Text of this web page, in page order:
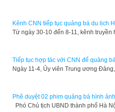
Kênh CNN tiếp tục quảng bá du lịch
Từ ngày 30-10 đến 8-11, kênh
Tiếp tục hợp tác với CNN để quảng
Ngày 11-4, Ủy viên Trung ương
Phê duyệt 02 phim quảng bá hình
Phó Chủ tịch UBND thành phố Hà